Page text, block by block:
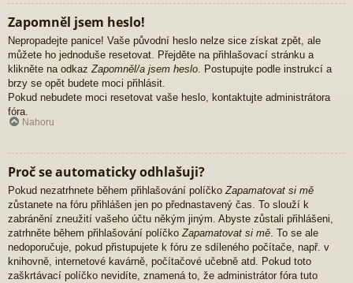
Zapomněl jsem heslo!
Nepropadejte panice! Vaše původní heslo nelze sice získat zpět, ale
můžete ho jednoduše resetovat. Přejděte na přihlašovací stránku a
klikněte na odkaz Zapomněl/a jsem heslo . Postupujte podle instrukcí a
brzy se opět budete moci přihlásit.
Pokud nebudete moci resetovat vaše heslo, kontaktujte administrátora
fóra.
Nahoru
Proč se automaticky odhlašuji?
Pokud nezatrhnete během přihlašování políčkoZapamatovat si mě
zůstanete na fóru přihlášen jen po přednastavený čas. To slouží k
zabránění zneužití vašeho účtu někým jiným. Abyste zůstali přihlášeni,
zatrhněte během přihlašování políčkoZapamatovat si mě. To se ale
nedoporučuje, pokud přistupujete k fóru ze sdíleného počítače, např. v
knihovně, internetové kavárně, počítačové učebně atd. Pokud toto
zaškrtávací políčko nevidíte, znamená to, že administrátor fóra tuto